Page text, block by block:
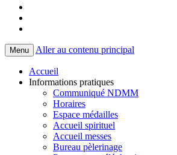
Menu Aller au contenu principal
Accueil
Informations pratiques
Communiqué NDMM
Horaires
Espace médailles
Accueil spirituel
Accueil messes
Bureau pèlerinage